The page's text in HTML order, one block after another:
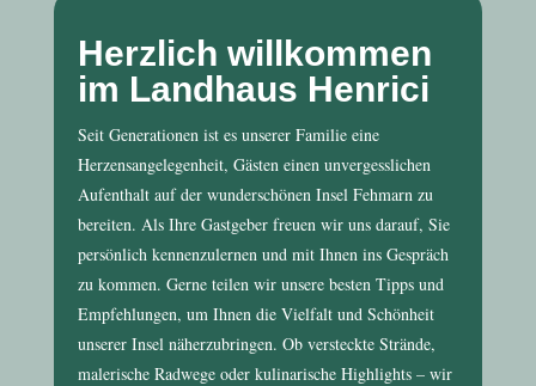
Herzlich willkommen
im Landhaus Henrici
Seit Generationen ist es unserer Familie eine
Herzensangelegenheit, Gästen einen unvergesslichen
Aufenthalt auf der wunderschönen Insel Fehmarn zu
bereiten. Als Ihre Gastgeber freuen wir uns darauf, Sie
persönlich kennenzulernen und mit Ihnen ins Gespräch
zu kommen. Gerne teilen wir unsere besten Tipps und
Empfehlungen, um Ihnen die Vielfalt und Schönheit
unserer Insel näherzubringen. Ob versteckte Strände,
malerische Radwege oder kulinarische Highlights – wir